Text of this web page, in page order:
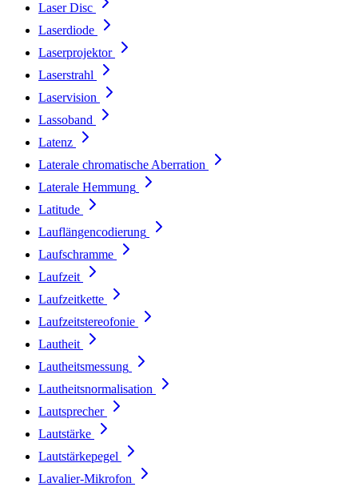
Laser Disc
Laserdiode
Laserprojektor
Laserstrahl
Laservision
Lassoband
Latenz
Laterale chromatische Aberration
Laterale Hemmung
Latitude
Lauflängencodierung
Laufschramme
Laufzeit
Laufzeitkette
Laufzeitstereofonie
Lautheit
Lautheitsmessung
Lautheitsnormalisation
Lautsprecher
Lautstärke
Lautstärkepegel
Lavalier-Mikrofon